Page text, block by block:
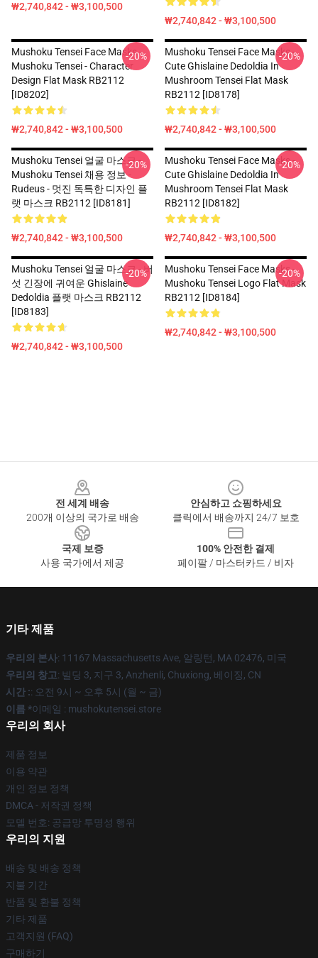
₩2,740,842 - ₩3,100,500
₩2,740,842 - ₩3,100,500
Mushoku Tensei Face Masks -
Mushoku Tensei - Character
Design Flat Mask RB2112
[ID8202]
₩2,740,842 - ₩3,100,500
-20%
Mushoku Tensei Face Masks -
Cute Ghislaine Dedoldia In
Mushroom Tensei Flat Mask
RB2112 [ID8178]
₩2,740,842 - ₩3,100,500
-20%
Mushoku Tensei 얼굴 마스크 -
Mushoku Tensei 채용 정보 -
Rudeus - 멋진 독특한 디자인 플
랫 마스크 RB2112 [ID8181]
₩2,740,842 - ₩3,100,500
-20%
Mushoku Tensei Face Masks -
Cute Ghislaine Dedoldia In
Mushroom Tensei Flat Mask
RB2112 [ID8182]
₩2,740,842 - ₩3,100,500
-20%
Mushoku Tensei 얼굴 마스크 - 버
섯 긴장에 귀여운 Ghislaine
Dedoldia 플랫 마스크 RB2112
[ID8183]
₩2,740,842 - ₩3,100,500
-20%
Mushoku Tensei Face Masks -
Mushoku Tensei Logo Flat Mask
RB2112 [ID8184]
₩2,740,842 - ₩3,100,500
-20%
전 세계 배송
200개 이상의 국가로 배송
안심하고 쇼핑하세요
클릭에서 배송까지 24/7 보호
국제 보증
사용 국가에서 제공
100% 안전한 결제
페이팔 / 마스터카드 / 비자
기타 제품
우리의 본사: 11167 Massachusetts Ave, 알링턴, MA 02476, 미국
우리의 창고: 빌딩 3, 지구 3, Anzhenli, Chuxiong, 베이징, CN
시간 :: 오전 9시 ~ 오후 5시 (월 ~ 금)
이름 *이메일 : mushokutensei.store
우리의 회사
제품 정보
이용 약관
개인 정보 정책
DMCA - 저작권 정책
모델 번호: 공급망 투명성 행위
우리의 지원
배송 및 배송 정책
지불 기간
반품 및 환불 정책
기타 제품
고객지원 (FAQ)
구매하기